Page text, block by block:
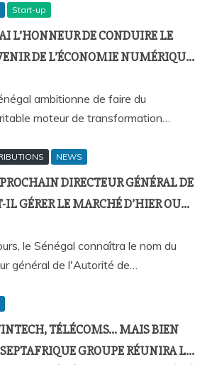
Start-up
L’HONNEUR DE CONDUIRE LE
DE L’ÉCONOMIE NUMÉRIQUE
ambitionne de faire du
moteur de transformation…
NEWS
DIRECTEUR GÉNÉRAL DE
IL GÉRER LE MARCHÉ D’HIER OU
?
le Sénégal connaîtra le nom du
général de l'Autorité de…
TÉLÉCOMS… MAIS BIEN
GROUPE RÉUNIRA LE